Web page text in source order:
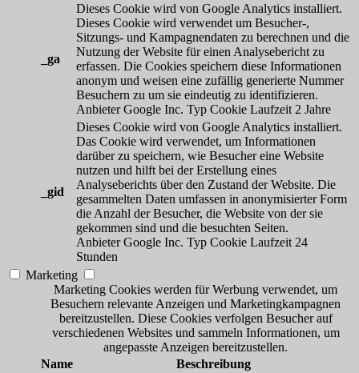
_ga
Dieses Cookie wird von Google Analytics installiert.
Dieses Cookie wird verwendet um Besucher-,
Sitzungs- und Kampagnendaten zu berechnen und die
Nutzung der Website für einen Analysebericht zu
erfassen. Die Cookies speichern diese Informationen
anonym und weisen eine zufällig generierte Nummer
Besuchern zu um sie eindeutig zu identifizieren.
Anbieter Google Inc. Typ Cookie Laufzeit 2 Jahre
_gid
Dieses Cookie wird von Google Analytics installiert.
Das Cookie wird verwendet, um Informationen
darüber zu speichern, wie Besucher eine Website
nutzen und hilft bei der Erstellung eines
Analyseberichts über den Zustand der Website. Die
gesammelten Daten umfassen in anonymisierter Form
die Anzahl der Besucher, die Website von der sie
gekommen sind und die besuchten Seiten.
Anbieter Google Inc. Typ Cookie Laufzeit 24
Stunden
Marketing
Marketing Cookies werden für Werbung verwendet, um
Besuchern relevante Anzeigen und Marketingkampagnen
bereitzustellen. Diese Cookies verfolgen Besucher auf
verschiedenen Websites und sammeln Informationen, um
angepasste Anzeigen bereitzustellen.
Name
Beschreibung